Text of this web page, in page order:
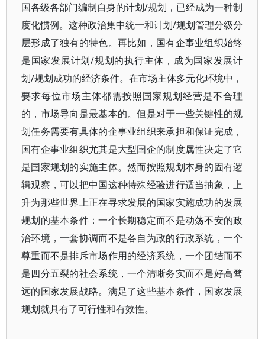
国各级各部门编制自身的计划/规划，已经成为一种制
度化惯例。这种政治集中统一和计划/规划管理分级分
层形成了独有的特色。再比如，国有企事业组织始终
是国家发展计划/规划的执行主体，成为国家发展计
划/规划成功的经济条件。在市场主体多元化环境中，
要求每位市场主体都需按照国家规划经营是不合理
的，市场导向是最基本的。但是对于一些关键性的规
划任务需要有具体的企事业组织来承担和保证完成，
国有企事业组织尤其是大型国企的制度属性决定了它
是国家规划的实施主体。然而按照规划本身的固有逻
辑观察，可以把中国这种特殊经验进行适当抽象，上
升为那些世界上正在寻求发展的国家实施成功的发展
规划的基本条件：一个长期稳定而不是动荡不安的政
治环境，一套协调而不是各自为政的行政系统，一个
尊重而不是排斥市场作用的经济系统，一个团结而不
是四分五裂的社会系统，一个清晰务实而不是好高骛
远的国家发展战略。满足了这些基本条件，国家发展
规划就具有了可行性和有效性。